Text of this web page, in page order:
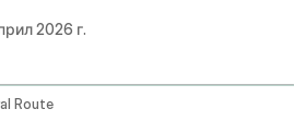
2026 г.
Route